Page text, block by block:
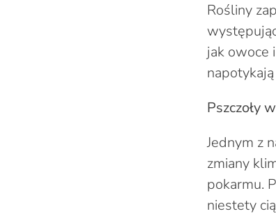
Rośliny
jak owoce
Pszczoły
Jednym z
zmiany
pokarmu.
niestety